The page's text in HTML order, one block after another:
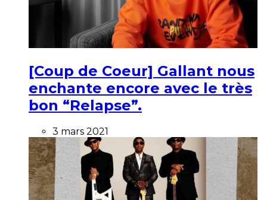
[Coup de Coeur] Gallant nous
enchante encore avec le très
bon “Relapse”.
3 mars 2021